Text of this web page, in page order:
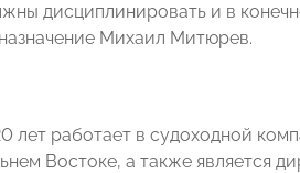
дисциплинировать и в
Михаил Митюрев.
работает в судоходной
Востоке, а также является